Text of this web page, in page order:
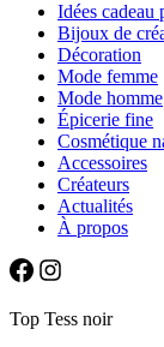
Idées cadeau
Bijoux de
Décoration
Mode femme
Mode homme
Épicerie fine
Cosmétique
Accessoires
Créateurs
Actualités
À propos
Top Tess noir